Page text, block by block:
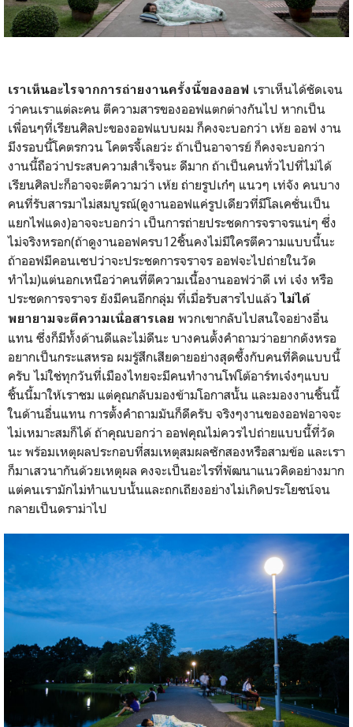
เราเห็นอะไรจากการถ่ายงานครั้งนี้ของออฟ เราเห็นได้ชัดเจน
ว่าคนเราแต่ละคน ตีความสารของออฟแตกต่างกันไป หากเป็น
เพื่อนๆที่เรียนศิลปะของออฟแบบผม ก็คงจะบอกว่า เห้ย ออฟ งาน
มึงรอบนี้โคตรกวน โคตรจี้เลยว่ะ ถ้าเป็นอาจารย์ ก็คงจะบอกว่า
งานนี้ถือว่าประสบความสำเร็จนะ ดีมาก ถ้าเป็นคนทั่วไปที่ไม่ได้
เรียนศิลปะก็อาจจะตีความว่า เห้ย ถ่ายรูปเก๋ๆ แนวๆ เท่จัง คนบาง
คนที่รับสารมาไม่สมบูรณ์(ดูงานออฟแค่รูปเดียวที่มีโลเคชั่นเป็น
แยกไฟแดง)อาจจะบอกว่า เป็นการถ่ายประชดการจราจรแน่ๆ ซึ่ง
ไม่จริงหรอก(ถ้าดูงานออฟครบ12ชิ้นคงไม่มีใครตีความแบบนี้นะ
ถ้าออฟมีคอนเซปว่าจะประชดการจราจร ออฟจะไปถ่ายในวัด
ทำไม)แต่นอกเหนือว่าคนที่ตีความเนื้องานออฟว่าดี เท่ เจ๋ง หรือ
ประชดการจราจร ยังมีคนอีกกลุ่ม ที่เมื่อรับสารไปแล้วไม่ได้
พยายามจะตีความเนื่อสารเลย พวกเขากลับไปสนใจอย่างอื่น
แทน ซึ่งก็มีทั้งด้านดีและไม่ดีนะ บางคนตั้งคำถามว่าอยากดังหรอ
อยากเป็นกระแสหรอ ผมรู้สึกเสียดายอย่างสุดซึ้งกับคนที่คิดแบบนี้
ครับ ไม่ใช่ทุกวันที่เมืองไทยจะมีคนทำงานโฟโต้อาร์ทเจ๋งๆแบบ
ชิ้นนี้มาให้เราชม แต่คุณกลับมองข้ามโอกาสนั้น และมองงานชิ้นนี้
ในด้านอื่นแทน การตั้งคำถามมันก็ดีครับ จริงๆงานของออฟอาจจะ
ไม่เหมาะสมก็ได้ ถ้าคุณบอกว่า ออฟคุณไม่ควรไปถ่ายแบบนี้ที่วัด
นะ พร้อมเหตุผลประกอบที่สมเหตุสมผลซักสองหรือสามข้อ และเรา
ก็มาเสวนากันด้วยเหตุผล คงจะเป็นอะไรที่พัฒนาแนวคิดอย่างมาก
แต่คนเรามักไม่ทำแบบนั้นและถกเถียงอย่างไม่เกิดประโยชน์จน
กลายเป็นดราม่าไป